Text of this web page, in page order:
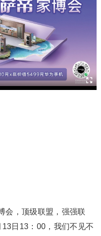
会，顶级联盟，强强联
日13：00，我们不见不